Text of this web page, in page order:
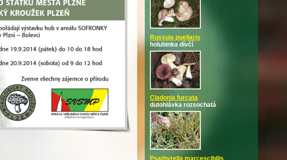
Russula puellaris
holubinka dívčí
Cladonia furcata
dutohlávka rozsochatá